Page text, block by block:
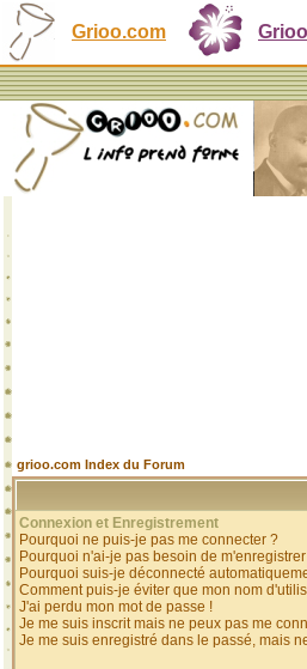
Grioo.com
grioo.com Index du Forum
Connexion et Enregistrement
Pourquoi ne puis-je pas me connecter ?
Pourquoi n'ai-je pas besoin de
Pourquoi suis-je déconnecté
Comment puis-je éviter que mon nom
J'ai perdu mon mot de passe !
Je me suis inscrit mais ne peux pas me
Je me suis enregistré dans le passé, mais